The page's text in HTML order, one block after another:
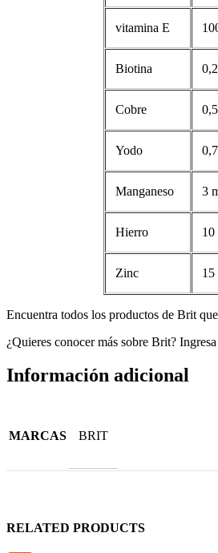
vitamina E
Biotina
Cobre
Yodo
Manganeso 3
Hierro 10
Zinc 15
Encuentra todos los productos de Brit
¿Quieres conocer más sobre Brit? Ingresa
Información adicional
MARCAS BRIT
RELATED PRODUCTS